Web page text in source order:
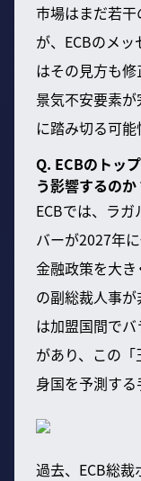
市場はまだ若
が、ECBのメ
はその見方も
景気不安要素
に踏み切る可能
Q. ECBのトッ
う影響するのか
ECBでは、ラ
バーが2027年
金融政策を大
の副総裁人事
は加盟国間で
があり、この
身国を予測する
過去、ECB総